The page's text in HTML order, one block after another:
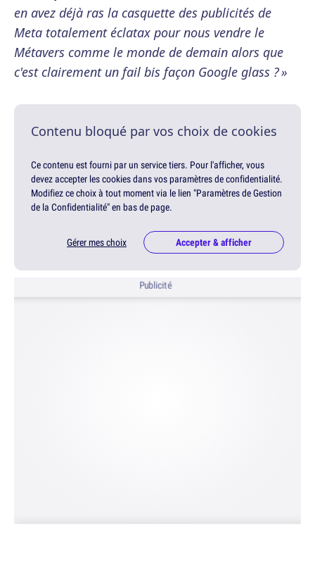
en avez déjà ras la casquette des publicités de
Meta totalement éclatax pour nous vendre le
Métavers comme le monde de demain alors que
c'est clairement un fail bis façon Google glass ? »
Contenu bloqué par vos choix de cookies
Ce contenu est fourni par un service tiers. Pour l'afficher, vous
devez accepter les cookies dans vos paramètres de confidentialité.
Modifiez ce choix à tout moment via le lien "Paramètres de Gestion
de la Confidentialité" en bas de page.
Gérer mes choix Accepter & afficher
Publicité